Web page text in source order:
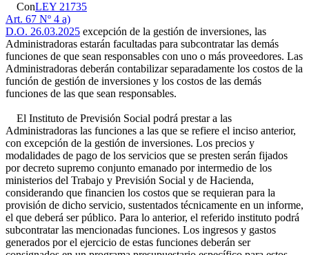
ConLEY 21735
Art. 67 Nº 4 a)
D.O. 26.03.2025 excepción de la gestión de inversiones, las
Administradoras estarán facultadas para subcontratar las demás
funciones de que sean responsables con uno o más proveedores. Las
Administradoras deberán contabilizar separadamente los costos de la
función de gestión de inversiones y los costos de las demás
funciones de las que sean responsables.
El Instituto de Previsión Social podrá prestar a las
Administradoras las funciones a las que se refiere el inciso anterior,
con excepción de la gestión de inversiones. Los precios y
modalidades de pago de los servicios que se presten serán fijados
por decreto supremo conjunto emanado por intermedio de los
ministerios del Trabajo y Previsión Social y de Hacienda,
considerando que financien los costos que se requieran para la
provisión de dicho servicio, sustentados técnicamente en un informe,
el que deberá ser público. Para lo anterior, el referido instituto podrá
subcontratar las mencionadas funciones. Los ingresos y gastos
generados por el ejercicio de estas funciones deberán ser